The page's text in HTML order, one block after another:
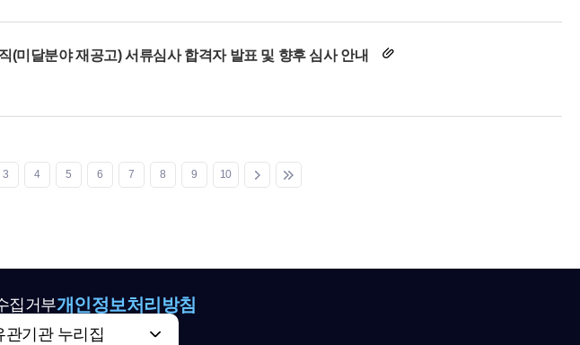
(미달분야 재공고) 서류심사 합격자 발표 및 향후 심사 안내
3 4 5 6 7 8 9 10
집거부개인정보처리방침
관기관 누리집